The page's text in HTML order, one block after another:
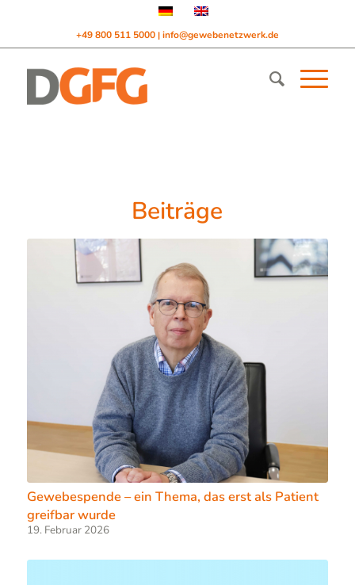
+49 800 511 5000 | info@gewebenetzwerk.de
Beiträge
Gewebespende – ein Thema, das erst als Patient
greifbar wurde
19. Februar 2026